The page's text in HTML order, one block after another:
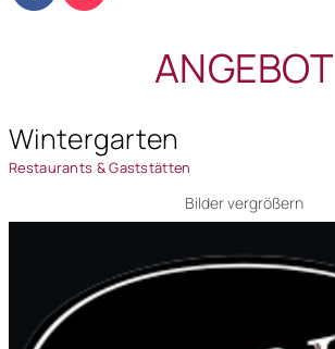
ANGEBOT
Wintergarten
Restaurants & Gaststätten
Bilder vergrößern